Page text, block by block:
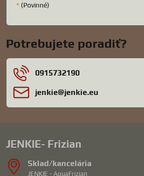
* (Povinné)
Potrebujete poradiť?
0915732190
jenkie​@jenkie​.eu
JENKIE- Frizian
Sklad/kancelária
JENKIE - AquaFrizian